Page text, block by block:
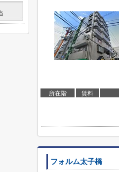
所在階 賃料
フォルム太子橋